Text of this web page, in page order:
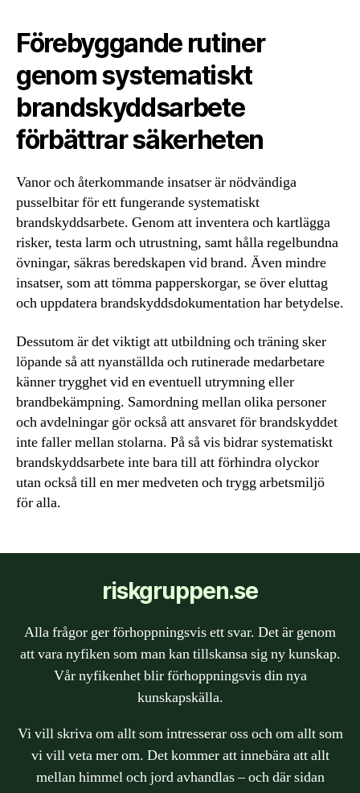
Förebyggande rutiner
genom systematiskt
brandskyddsarbete
förbättrar säkerheten
Vanor och återkommande insatser är nödvändiga
pusselbitar för ett fungerande systematiskt
brandskyddsarbete. Genom att inventera och kartlägga
risker, testa larm och utrustning, samt hålla regelbundna
övningar, säkras beredskapen vid brand. Även mindre
insatser, som att tömma papperskorgar, se över eluttag
och uppdatera brandskyddsdokumentation har betydelse.
Dessutom är det viktigt att utbildning och träning sker
löpande så att nyanställda och rutinerade medarbetare
känner trygghet vid en eventuell utrymning eller
brandbekämpning. Samordning mellan olika personer
och avdelningar gör också att ansvaret för brandskyddet
inte faller mellan stolarna. På så vis bidrar systematiskt
brandskyddsarbete inte bara till att förhindra olyckor
utan också till en mer medveten och trygg arbetsmiljö
för alla.
riskgruppen.se
Alla frågor ger förhoppningsvis ett svar. Det är genom
att vara nyfiken som man kan tillskansa sig ny kunskap.
Vår nyfikenhet blir förhoppningsvis din nya
kunskapskälla.
Vi vill skriva om allt som intresserar oss och om allt som
vi vill veta mer om. Det kommer att innebära att allt
mellan himmel och jord avhandlas – och där sidan